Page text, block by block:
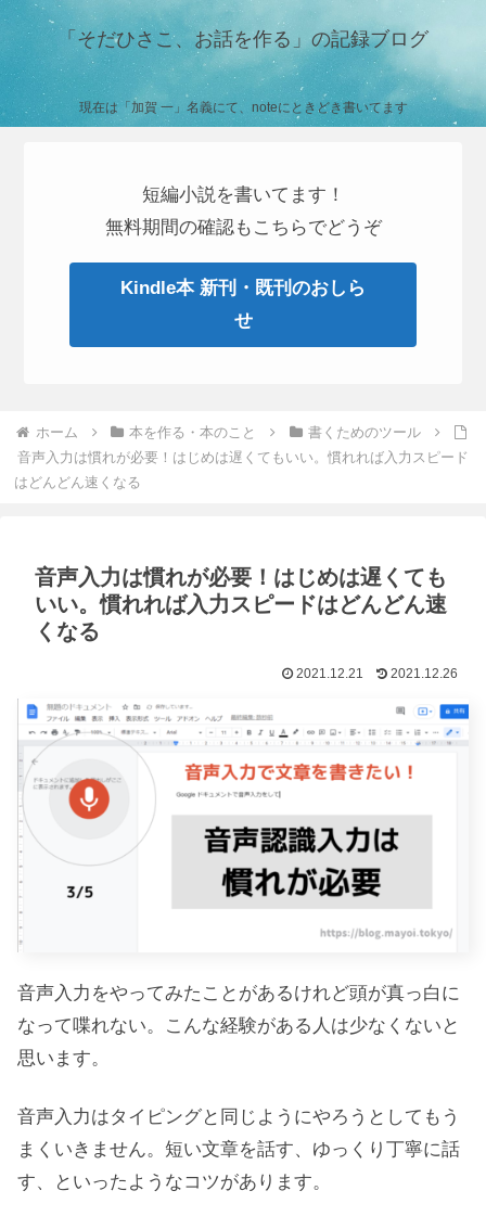
「そだひさこ、お話を作る」の記録ブログ
現在は「加賀 一」名義にて、noteにときどき書いてます
短編小説を書いてます！
無料期間の確認もこちらでどうぞ
Kindle本 新刊・既刊のおしら
せ
ホーム 本を作る・本のこと
書くためのツール
音声入力は慣れが必要！はじめは遅くてもいい。慣れれば入力スピード
はどんどん速くなる
音声入力は慣れが必要！はじめは遅くても
いい。慣れれば入力スピードはどんどん速
くなる
2021.12.21 2021.12.26
音声入力をやってみたことがあるけれど頭が真っ白に
なって喋れない。こんな経験がある人は少なくないと
思います。
音声入力はタイピングと同じようにやろうとしてもう
まくいきません。短い文章を話す、ゆっくり丁寧に話
す、といったようなコツがあります。